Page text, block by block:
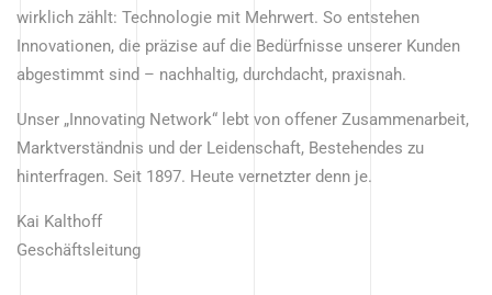
wirklich zählt: Technologie mit Mehrwert. So entstehen
Innovationen, die präzise auf die Bedürfnisse unserer Kunden
abgestimmt sind – nachhaltig, durchdacht, praxisnah.
Unser „Innovating Network“ lebt von offener Zusammenarbeit,
Marktverständnis und der Leidenschaft, Bestehendes zu
hinterfragen. Seit 1897. Heute vernetzter denn je.
Kai Kalthoff
Geschäftsleitung